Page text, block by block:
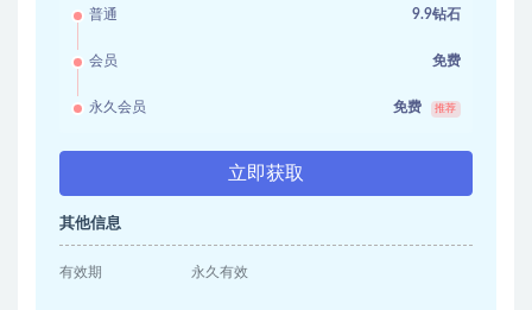
普通 9.9钻石
会员 免费
永久会员 免费 推荐
立即获取
其他信息
有效期 永久有效